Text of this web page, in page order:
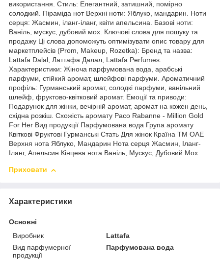
використання. Стиль: Елегантний, затишний, помірно
солодкий. Піраміда нот Верхні ноти: Яблуко, мандарин. Ноти
серця: Жасмин, іланг-іланг, квіти апельсина. Базові ноти:
Ваніль, мускус, дубовий мох. Ключові слова для пошуку та
продажу Ці слова допоможуть оптимізувати опис товару для
маркетплейсів (Prom, Makeup, Rozetka): Бренд та назва:
Lattafa Dalal, Латтафа Далал, Lattafa Perfumes.
Характеристики: Жіноча парфумована вода, арабські
парфуми, стійкий аромат, шлейфові парфуми. Ароматичний
профіль: Гурманський аромат, солодкі парфуми, ванільний
шлейф, фруктово-квітковий аромат. Емоції та приводи:
Подарунок для жінки, вечірній аромат, аромат на кожен день,
східна розкіш. Схожість аромату Paco Rabanne - Million Gold
For Her Вид продукції Парфумована вода Група аромату
Квіткові Фруктові Гурманські Стать Для жінок Країна ТМ ОАЕ
Верхня нота Яблуко, Мандарин Нота серця Жасмин, Іланг-
Іланг, Апельсин Кінцева нота Ваніль, Мускус, Дубовий Мох
Приховати
Характеристики
Основні
Виробник
Lattafa
Вид парфумерної
продукції
Парфумована вода